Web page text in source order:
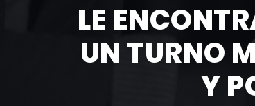
LE
UN TURNO
Y